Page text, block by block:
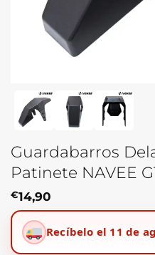
Guardabarros
Patinete NAVEE
€14,90
Recíbelo el 11 de